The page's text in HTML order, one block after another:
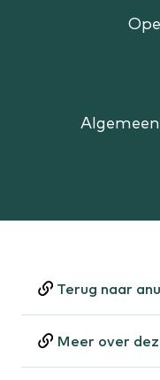
Terug naar
Meer over